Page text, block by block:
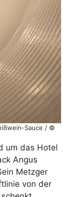
Sauce / ©
um das Hotel
Angus
Metzger
von der